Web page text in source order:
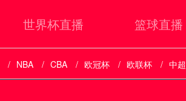
世界杯直播 篮球直播
NBA CBA 欧冠杯 欧联杯 中超